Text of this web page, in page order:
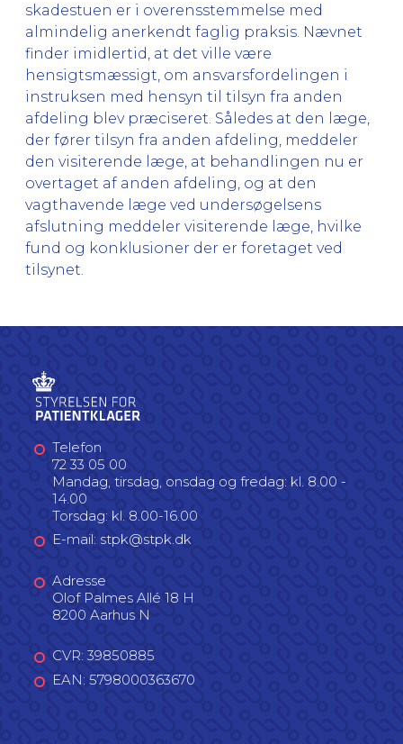
skadestuen er i overensstemmelse med
almindelig anerkendt faglig praksis. Nævnet
finder imidlertid, at det ville være
hensigtsmæssigt, om ansvarsfordelingen i
instruksen med hensyn til tilsyn fra anden
afdeling blev præciseret. Således at den læge,
der fører tilsyn fra anden afdeling, meddeler
den visiterende læge, at behandlingen nu er
overtaget af anden afdeling, og at den
vagthavende læge ved undersøgelsens
afslutning meddeler visiterende læge, hvilke
fund og konklusioner der er foretaget ved
tilsynet.
Telefon
72 33 05 00
Mandag, tirsdag, onsdag og fredag: kl. 8.00 -
14.00
Torsdag: kl. 8.00-16.00
E-mail: stpk@stpk.dk
Adresse
Olof Palmes Allé 18 H
8200 Aarhus N
CVR: 39850885
EAN: 5798000363670